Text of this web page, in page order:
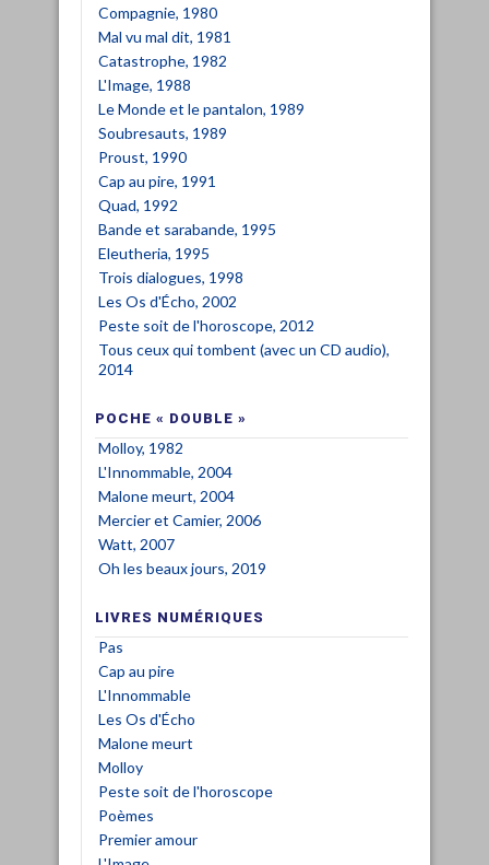
Compagnie, 1980
Mal vu mal dit, 1981
Catastrophe, 1982
L'Image, 1988
Le Monde et le pantalon, 1989
Soubresauts, 1989
Proust, 1990
Cap au pire, 1991
Quad, 1992
Bande et sarabande, 1995
Eleutheria, 1995
Trois dialogues, 1998
Les Os d'Écho, 2002
Peste soit de l'horoscope, 2012
Tous ceux qui tombent (avec un CD audio),
2014
POCHE « DOUBLE »
Molloy, 1982
L'Innommable, 2004
Malone meurt, 2004
Mercier et Camier, 2006
Watt, 2007
Oh les beaux jours, 2019
LIVRES NUMÉRIQUES
Pas
Cap au pire
L'Innommable
Les Os d'Écho
Malone meurt
Molloy
Peste soit de l'horoscope
Poèmes
Premier amour